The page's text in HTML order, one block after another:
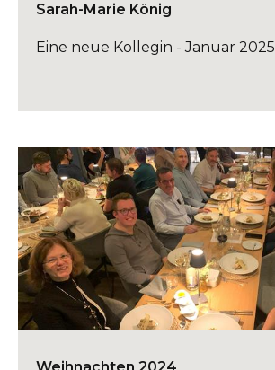
Sarah-Marie König
Eine neue Kollegin - Januar 2025